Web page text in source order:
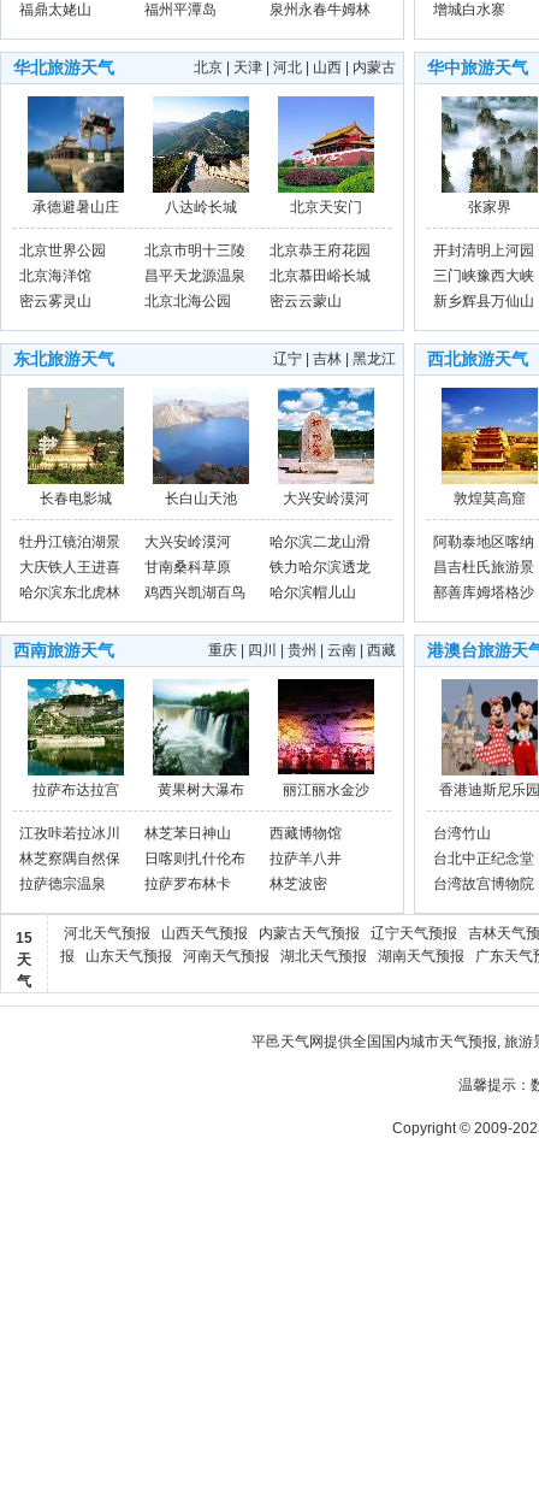
村
福鼎太姥山 福州平潭岛
泉州永春牛姆林
生态旅游区
增城白水寨
北京 天津 河北 山西 内蒙古
华北旅游天气
承德避暑山庄 八达岭长城 北京天安门
北京世界公园
北京市明十三陵
景区
北京恭王府花园
北京海洋馆
昌平天龙源温泉
北京慕田峪长城
密云雾灵山
北京北海公园 密云云蒙山
华中旅游天气
张家界
开封清明上河园
三门峡豫西大峡
谷
新乡辉县万仙山
风景区
辽宁
吉林 黑龙江
东北旅游天气
长春电影城 长白山天池 大兴安岭漠河
牡丹江镜泊湖景
区
大兴安岭漠河
哈尔滨二龙山滑
雪场
大庆铁人王进喜
纪念馆
甘南桑科草原
铁力哈尔滨透龙
山
哈尔滨东北虎林
园
鸡西兴凯湖百鸟
乐园
哈尔滨帽儿山
西北旅游天气
敦煌莫高窟
阿勒泰地区喀纳
斯景区
昌吉杜氏旅游景
区
鄯善库姆塔格沙
漠
重庆
四川 贵州 云南 西藏
西南旅游天气
拉萨布达拉宫 黄果树大瀑布 丽江丽水金沙
江孜咔若拉冰川 林芝苯日神山
西藏博物馆
林芝察隅自然保
护区
日喀则扎什伦布
寺
拉萨羊八井
拉萨德宗温泉
拉萨罗布林卡 林芝波密
港澳台旅游天
香港迪斯尼乐园
台湾竹山
台北中正纪念堂
台湾故宫博物院
15
天
气
河北天气预报 山西天气预报 内蒙古天气预报 辽宁天气预报
吉林天气
报
山东天气预报 河南天气预报 湖北天气预报 湖南天气预报 广东天气
平邑天气网提供全国国内城市天气预报, 旅游
温馨提示：
Copyright © 2009-